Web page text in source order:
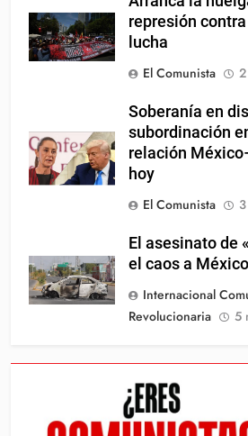
represión
lucha
El Comunista
Soberanía en
subordinación
relación
hoy
El Comunista
El asesinato de
el caos a
Internacional
Revolucionaria
5